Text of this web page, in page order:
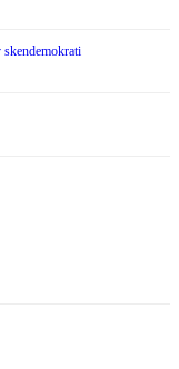
skendemokrati